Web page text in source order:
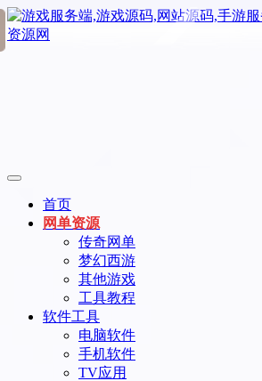
首页
网单资源
传奇网单
梦幻西游
其他游戏
工具教程
软件工具
电脑软件
手机软件
TV应用